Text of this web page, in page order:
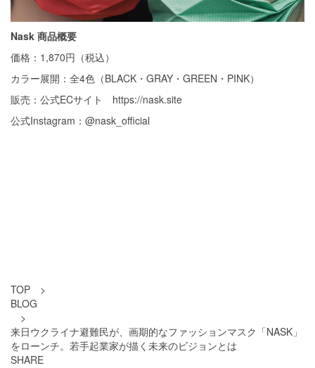
Nask 商品概要
価格：1,870円（税込）
カラー展開：全4色（BLACK・GRAY・GREEN・PINK）
販売：公式ECサイト https://nask.site
公式Instagram： @nask_official
TOP >
BLOG
>
来日ウクライナ避難民が、画期的なファッションマスク「NASK」
をローンチ。若手起業家が描く未来のビジョンとは
SHARE